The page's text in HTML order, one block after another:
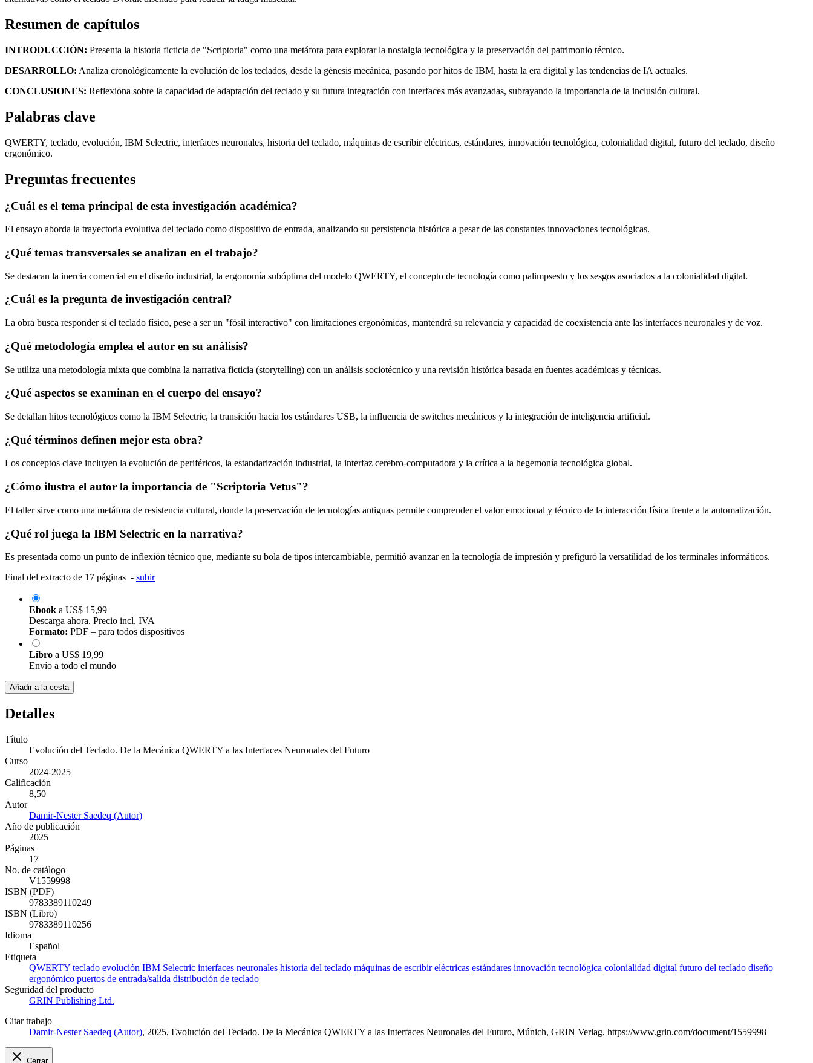
Resumen de capítulos
INTRODUCCIÓN: Presenta la historia ficticia de "Scriptoria" como una metáfora para explorar la nostalgia tecnológica y la preservación del patrimonio técnico.
DESARROLLO: Analiza cronológicamente la evolución de los teclados, desde la génesis mecánica, pasando por hitos de IBM, hasta la era digital y las tendencias de IA actuales.
CONCLUSIONES: Reflexiona sobre la capacidad de adaptación del teclado y su futura integración con interfaces más avanzadas, subrayando la importancia de la inclusión cultural.
Palabras clave
QWERTY, teclado, evolución, IBM Selectric, interfaces neuronales, historia del teclado, máquinas de escribir eléctricas, estándares, innovación tecnológica, colonialidad digital, futuro del teclado, diseño
ergonómico.
Preguntas frecuentes
¿Cuál es el tema principal de esta investigación académica?
El ensayo aborda la trayectoria evolutiva del teclado como dispositivo de entrada, analizando su persistencia histórica a pesar de las constantes innovaciones tecnológicas.
¿Qué temas transversales se analizan en el trabajo?
Se destacan la inercia comercial en el diseño industrial, la ergonomía subóptima del modelo QWERTY, el concepto de tecnología como palimpsesto y los sesgos asociados a la colonialidad digital.
¿Cuál es la pregunta de investigación central?
La obra busca responder si el teclado físico, pese a ser un "fósil interactivo" con limitaciones ergonómicas, mantendrá su relevancia y capacidad de coexistencia ante las interfaces neuronales y de voz.
¿Qué metodología emplea el autor en su análisis?
Se utiliza una metodología mixta que combina la narrativa ficticia (storytelling) con un análisis sociotécnico y una revisión histórica basada en fuentes académicas y técnicas.
¿Qué aspectos se examinan en el cuerpo del ensayo?
Se detallan hitos tecnológicos como la IBM Selectric, la transición hacia los estándares USB, la influencia de switches mecánicos y la integración de inteligencia artificial.
¿Qué términos definen mejor esta obra?
Los conceptos clave incluyen la evolución de periféricos, la estandarización industrial, la interfaz cerebro-computadora y la crítica a la hegemonía tecnológica global.
¿Cómo ilustra el autor la importancia de "Scriptoria Vetus"?
El taller sirve como una metáfora de resistencia cultural, donde la preservación de tecnologías antiguas permite comprender el valor emocional y técnico de la interacción física frente a la automatización.
¿Qué rol juega la IBM Selectric en la narrativa?
Es presentada como un punto de inflexión técnico que, mediante su bola de tipos intercambiable, permitió avanzar en la tecnología de impresión y prefiguró la versatilidad de los terminales informáticos.
Final del extracto de 17 páginas - subir
Ebook a US$ 15,99
Descarga ahora. Precio incl. IVA
Formato: PDF – para todos dispositivos
Libro a US$ 19,99
Envío a todo el mundo
Añadir a la cesta
Detalles
Título
Evolución del Teclado. De la Mecánica QWERTY a las Interfaces Neuronales del Futuro
Curso
2024-2025
Calificación
8,50
Autor
Damir-Nester Saedeq (Autor)
Año de publicación
2025
Páginas
17
No. de catálogo
V1559998
ISBN (PDF)
9783389110249
ISBN (Libro)
9783389110256
Idioma
Español
Etiqueta
QWERTY teclado evolución IBM Selectric interfaces neuronales historia del teclado máquinas de escribir eléctricas estándares innovación tecnológica colonialidad digital futuro del teclado diseño
ergonómico puertos de entrada/salida distribución de teclado
Seguridad del producto
GRIN Publishing Ltd.
Citar trabajo
Damir-Nester Saedeq (Autor), 2025, Evolución del Teclado. De la Mecánica QWERTY a las Interfaces Neuronales del Futuro, Múnich, GRIN Verlag, https://www.grin.com/document/1559998
Cerrar